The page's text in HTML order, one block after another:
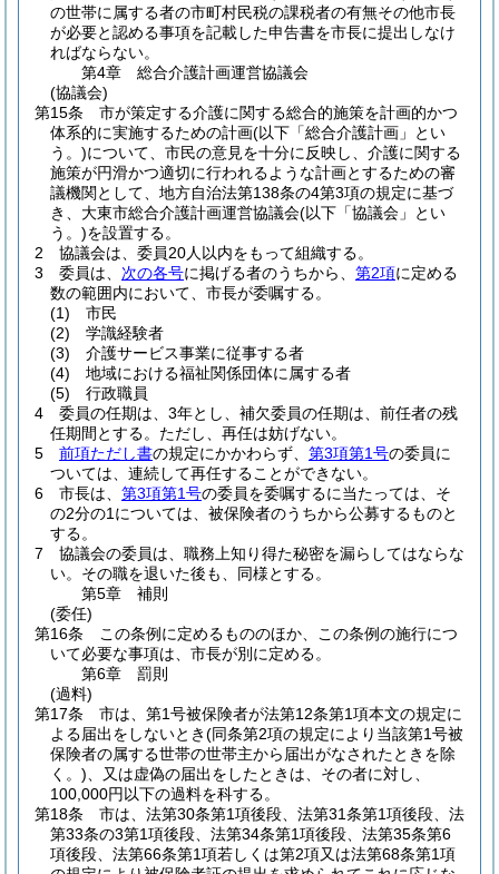
の世帯に属する者の市町村民税の課税者の有無その他市長
が必要と認める事項を記載した申告書を市長に提出しなけ
ればならない。
第4章
総合介護計画運営協議会
(協議会)
第15条
市が策定する介護に関する総合的施策を計画的かつ
体系的に実施するための計画(以下「総合介護計画」とい
う。)について、市民の意見を十分に反映し、介護に関する
施策が円滑かつ適切に行われるような計画とするための審
議機関として、地方自治法第138条の4第3項の規定に基づ
き、大東市総合介護計画運営協議会(以下「協議会」とい
う。)を設置する。
2
協議会は、委員20人以内をもって組織する。
3
委員は、 次の各号に掲げる者のうちから、 第2項に定める
数の範囲内において、市長が委嘱する。
(1)
市民
(2)
学識経験者
(3)
介護サービス事業に従事する者
(4)
地域における福祉関係団体に属する者
(5)
行政職員
4
委員の任期は、3年とし、補欠委員の任期は、前任者の残
任期間とする。 ただし、再任は妨げない。
5
前項ただし書の規定にかかわらず、 第3項第1号の委員に
ついては、連続して再任することができない。
6
市長は、 第3項第1号の委員を委嘱するに当たっては、そ
の2分の1については、被保険者のうちから公募するものと
する。
7
協議会の委員は、職務上知り得た秘密を漏らしてはならな
い。 その職を退いた後も、同様とする。
第5章
補則
(委任)
第16条
この条例に定めるもののほか、この条例の施行につ
いて必要な事項は、市長が別に定める。
第6章
罰則
(過料)
第17条
市は、第1号被保険者が法第12条第1項本文の規定に
よる届出をしないとき(同条第2項の規定により当該第1号被
保険者の属する世帯の世帯主から届出がなされたときを除
く。) 、又は虚偽の届出をしたときは、その者に対し、
100,000円以下の過料を科する。
第18条
市は、法第30条第1項後段、法第31条第1項後段、法
第33条の3第1項後段、法第34条第1項後段、法第35条第6
項後段、法第66条第1項若しくは第2項又は法第68条第1項